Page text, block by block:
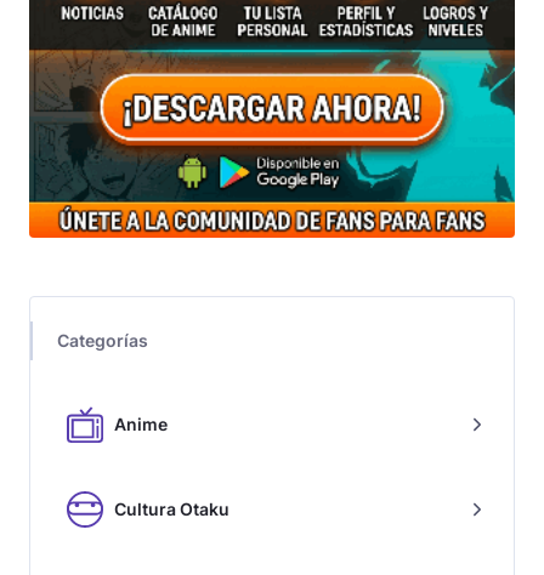
Categorías
Anime
Cultura Otaku